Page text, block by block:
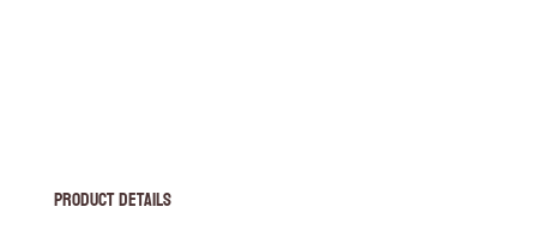
Product Details